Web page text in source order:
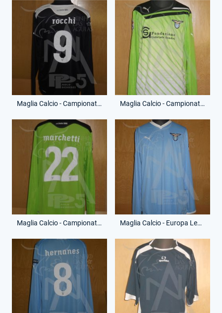
Maglia Calcio - Campionato Serie A - Tommaso Rocchi - 9 - (Retro) Maglia Calcio - Campionato Serie A - Federico Marchetti - 22 - (Fronte)
Maglia Calcio - Campionato Serie A - Federico Marchetti - 22 - (Retro) Maglia Calcio - Europa League - Anderson Hernanes - 8 - (Fronte)